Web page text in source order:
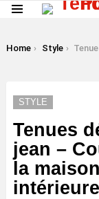
You are here:
Home Style Tenues décontractées avec un
STYLE
Tenues
jean –
la
intérieure